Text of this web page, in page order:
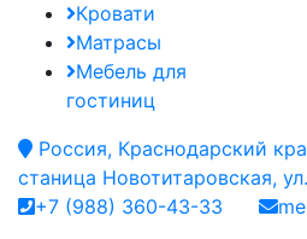
Кровати
Матрасы
Мебель для
гостиниц
Россия, Краснодарский
станица Новотитаровская,
+7 (988) 360-43-33